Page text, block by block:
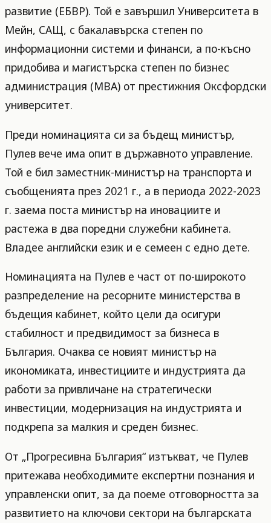
развитие (ЕБВР). Той е завършил Университета в
Мейн, САЩ, с бакалавърска степен по
информационни системи и финанси, а по-късно
придобива и магистърска степен по бизнес
администрация (MBA) от престижния Оксфордски
университет.
Преди номинацията си за бъдещ министър,
Пулев вече има опит в държавното управление.
Той е бил заместник-министър на транспорта и
съобщенията през 2021 г., а в периода 2022-2023
г. заема поста министър на иновациите и
растежа в два поредни служебни кабинета.
Владее английски език и е семеен с едно дете.
Номинацията на Пулев е част от по-широкото
разпределение на ресорните министерства в
бъдещия кабинет, който цели да осигури
стабилност и предвидимост за бизнеса в
България. Очаква се новият министър на
икономиката, инвестициите и индустрията да
работи за привличане на стратегически
инвестиции, модернизация на индустрията и
подкрепа за малкия и среден бизнес.
От „Прогресивна България“ изтъкват, че Пулев
притежава необходимите експертни познания и
управленски опит, за да поеме отговорността за
развитието на ключови сектори на българската